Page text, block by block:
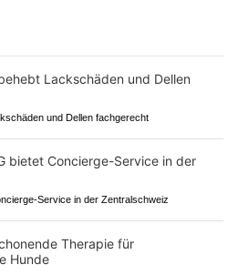
und Dellen fachgerecht
Service in der Zentralschweiz